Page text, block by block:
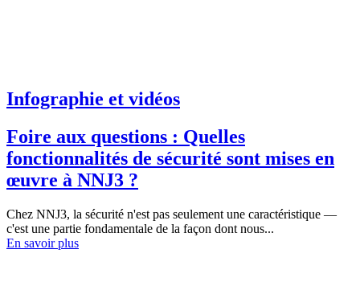
Infographie et vidéos
Foire aux questions : Quelles
fonctionnalités de sécurité sont mises en
œuvre à NNJ3 ?
Chez NNJ3, la sécurité n'est pas seulement une caractéristique —
c'est une partie fondamentale de la façon dont nous...
En savoir plus